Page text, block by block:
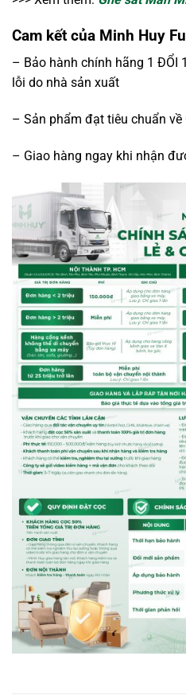
Cam kết của Minh Huy
– Bảo hành chính hãng 1 ĐỔI
lỗi do nhà sản xuất
– Sản phẩm đạt tiêu chuẩn về
– Giao hàng ngay khi nhận